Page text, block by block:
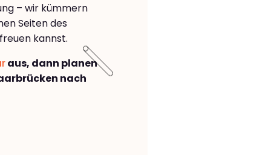
– wir kümmern
Seiten des
kannst.
aus, dann planen
nach